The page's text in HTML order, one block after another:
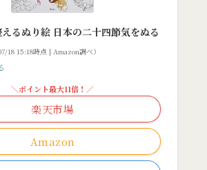
るぬり絵 日本の二十四節気をぬる
18 15:18時点 | Amazon調べ）
Amazon
＼ポイント最大11倍！／
楽天市場